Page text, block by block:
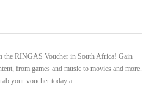
the RINGAS Voucher in South Africa! Gain
from games and music to movies and more.
your voucher today a ...